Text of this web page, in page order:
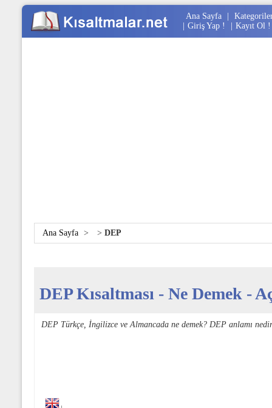
Ana Sayfa
Giriş Yap ! Kayıt Ol !
Ana Sayfa > > DEP
DEP Kısaltması - Ne Demek -
DEP Türkçe, İngilizce ve Almancada ne demek? DEP anlamı